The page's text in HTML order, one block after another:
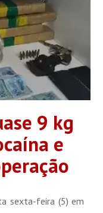
9 kg
e
sexta-feira (5) em